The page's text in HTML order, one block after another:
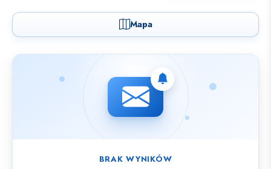
Mapa
Nie znaleziono ofert spełniających wybrane kryteria.
BRAK WYNIKÓW